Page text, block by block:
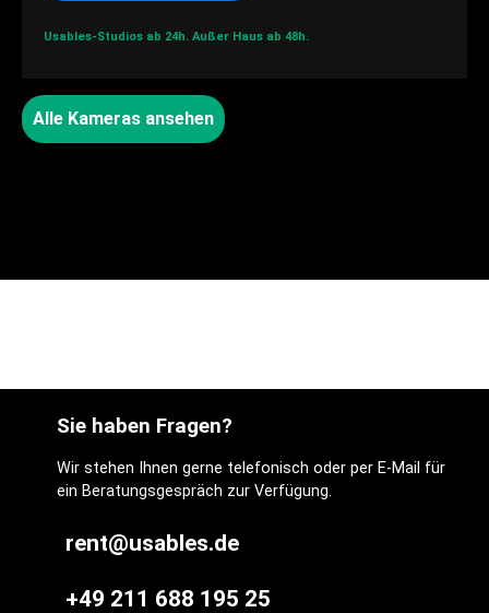
Usables-Studios ab 24h. Außer Haus ab 48h.
Alle Kameras ansehen
Sie haben Fragen?
Wir stehen Ihnen gerne telefonisch oder per E-Mail für
ein Beratungsgespräch zur Verfügung.
rent@usables.de
+49 211 688 195 25